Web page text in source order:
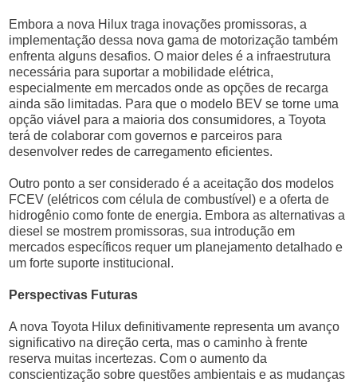
Embora a nova Hilux traga inovações promissoras, a
implementação dessa nova gama de motorização também
enfrenta alguns desafios. O maior deles é a infraestrutura
necessária para suportar a mobilidade elétrica,
especialmente em mercados onde as opções de recarga
ainda são limitadas. Para que o modelo BEV se torne uma
opção viável para a maioria dos consumidores, a Toyota
terá de colaborar com governos e parceiros para
desenvolver redes de carregamento eficientes.
Outro ponto a ser considerado é a aceitação dos modelos
FCEV (elétricos com célula de combustível) e a oferta de
hidrogênio como fonte de energia. Embora as alternativas a
diesel se mostrem promissoras, sua introdução em
mercados específicos requer um planejamento detalhado e
um forte suporte institucional.
Perspectivas Futuras
A nova Toyota Hilux definitivamente representa um avanço
significativo na direção certa, mas o caminho à frente
reserva muitas incertezas. Com o aumento da
conscientização sobre questões ambientais e as mudanças